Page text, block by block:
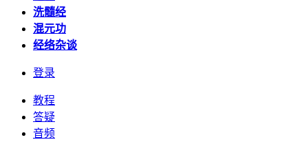
洗髓经
混元功
经络杂谈
登录
教程
答疑
音频